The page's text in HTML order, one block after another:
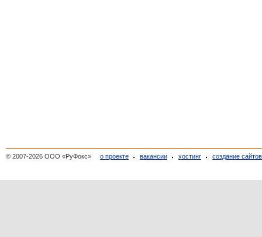
© 2007-2026 ООО «РуФокс» о проекте вакансии хостинг создание сайтов